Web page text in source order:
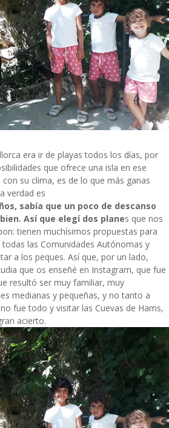
era ir de playas todos los días, por
que ofrece una isla en ese
su clima, es de lo que más ganas
verdad es
sabía que un poco de descanso
Así que elegí dos planes que nos
: tienen muchísimos propuestas para
las Comunidades Autónomas y
a los peques. Así que, por un lado,
que os enseñé en Instagram, que fue
resultó ser muy familiar, muy
medianas y pequeñas, y no tanto a
fue todo y visitar las Cuevas de Hams,
acierto.